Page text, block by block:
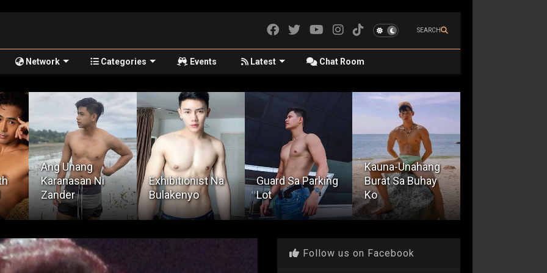
SEARCH
Network Categories Events Latest Chat Room
Exhibitionist Na
Bulakenyo
Guard Sa Parking
Lot
Kauna-Unahang
Burat Sa Buhay
Ko
Quickie Sa
Opisina
Follow us on Facebook